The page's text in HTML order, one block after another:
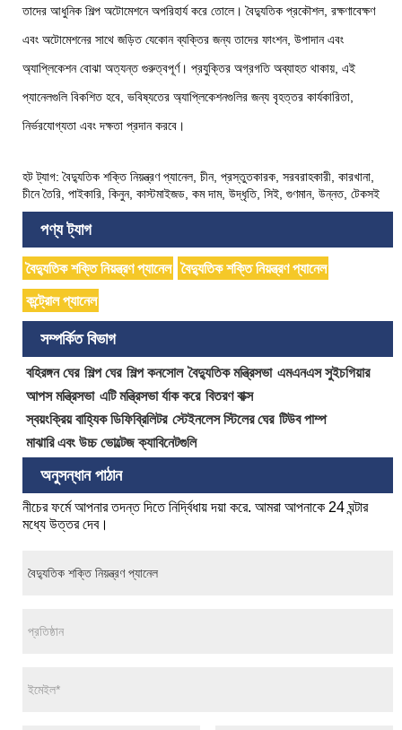
তাদের আধুনিক শিল্প অটোমেশনে অপরিহার্য করে তোলে। বৈদ্যুতিক প্রকৌশল, রক্ষণাবেক্ষণ
এবং অটোমেশনের সাথে জড়িত যেকোন ব্যক্তির জন্য তাদের ফাংশন, উপাদান এবং
অ্যাপ্লিকেশন বোঝা অত্যন্ত গুরুত্বপূর্ণ। প্রযুক্তির অগ্রগতি অব্যাহত থাকায়, এই
প্যানেলগুলি বিকশিত হবে, ভবিষ্যতের অ্যাপ্লিকেশনগুলির জন্য বৃহত্তর কার্যকারিতা,
নির্ভরযোগ্যতা এবং দক্ষতা প্রদান করবে।
হট ট্যাগ: বৈদ্যুতিক শক্তি নিয়ন্ত্রণ প্যানেল, চীন, প্রস্তুতকারক, সরবরাহকারী, কারখানা,
চীনে তৈরি, পাইকারি, কিনুন, কাস্টমাইজড, কম দাম, উদ্ধৃতি, সিই, গুণমান, উন্নত, টেকসই
পণ্য ট্যাগ
বৈদ্যুতিক শক্তি নিয়ন্ত্রণ প্যানেল বৈদ্যুতিক শক্তি নিয়ন্ত্রণ প্যানেল
কন্ট্রোল প্যানেল
সম্পর্কিত বিভাগ
বহিরঙ্গন ঘের শিল্প ঘের শিল্প কনসোল বৈদ্যুতিক মন্ত্রিসভা এমএনএস সুইচগিয়ার
আপস মন্ত্রিসভা এটি মন্ত্রিসভা র্যাক করে বিতরণ বাক্স
স্বয়ংক্রিয় বাহ্যিক ডিফিব্রিলিটর স্টেইনলেস স্টিলের ঘের টিউব পাম্প
মাঝারি এবং উচ্চ ভোল্টেজ ক্যাবিনেটগুলি
অনুসন্ধান পাঠান
নীচের ফর্মে আপনার তদন্ত দিতে নির্দ্বিধায় দয়া করে. আমরা আপনাকে 24 ঘন্টার
মধ্যে উত্তর দেব।